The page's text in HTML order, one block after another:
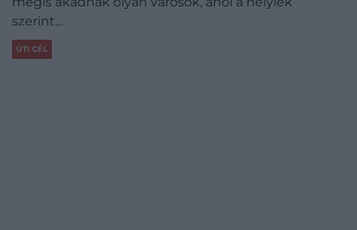
szerint…
ÚTI CÉL